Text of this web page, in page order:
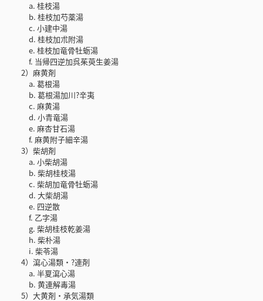
a. 桂枝湯
b. 桂枝加芍薬湯
c. 小建中湯
d. 桂枝加朮附湯
e. 桂枝加竜骨牡蛎湯
f. 当帰四逆加呉茱萸生姜湯
2）麻黄剤
a. 葛根湯
b. 葛根湯加川?辛夷
c. 麻黄湯
d. 小青竜湯
e. 麻杏甘石湯
f. 麻黄附子細辛湯
3）柴胡剤
a. 小柴胡湯
b. 柴胡桂枝湯
c. 柴胡加竜骨牡蛎湯
d. 大柴胡湯
e. 四逆散
f. 乙字湯
g. 柴胡桂枝乾姜湯
h. 柴朴湯
i. 柴苓湯
4）瀉心湯類・?連剤
a. 半夏瀉心湯
b. 黄連解毒湯
5）大黄剤・承気湯類